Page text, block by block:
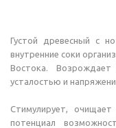
Густой древесный с
внутренние соки
Востока.
усталостью и
Стимулирует,
потенциал